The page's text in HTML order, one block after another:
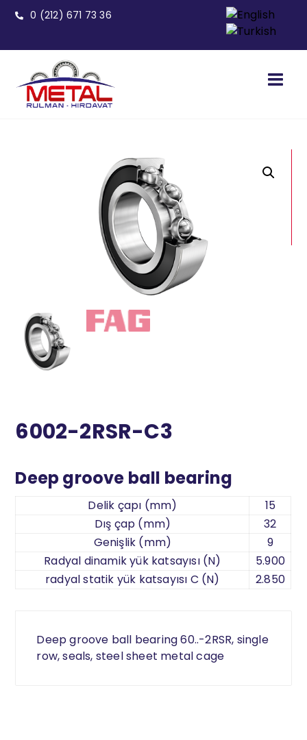
0 (212) 671 73 36
6002-2RSR-C3
Deep groove ball bearing
Delik çapı (mm)
15
Dış çap (mm)
32
Genişlik (mm)
9
Radyal dinamik yük katsayısı (N)
5.900
radyal statik yük katsayısı C (N)
2.850
Deep groove ball bearing 60..-2RSR, single
row, seals, steel sheet metal cage